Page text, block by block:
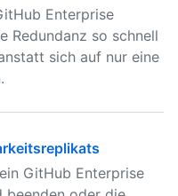
Enterprise
Redundanz so schnell
sich auf nur eine
GitHub Enterprise